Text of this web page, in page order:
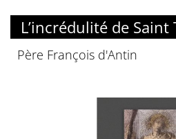
L’incrédulité de Saint
Père François d'Antin